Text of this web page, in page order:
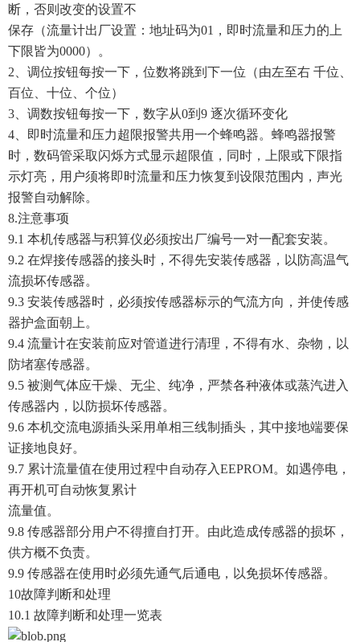
断，否则改变的设置不
保存（流量计出厂设置：地址码为01，即时流量和压力的上
下限皆为0000）。
2、调位按钮每按一下，位数将跳到下一位（由左至右 千位、
百位、十位、个位）
3、调数按钮每按一下，数字从0到9 逐次循环变化
4、即时流量和压力超限报警共用一个蜂鸣器。蜂鸣器报警
时，数码管采取闪烁方式显示超限值，同时，上限或下限指
示灯亮，用户须将即时流量和压力恢复到设限范围内，声光
报警自动解除。
8.注意事项
9.1 本机传感器与积算仪必须按出厂编号一对一配套安装。
9.2 在焊接传感器的接头时，不得先安装传感器，以防高温气
流损坏传感器。
9.3 安装传感器时，必须按传感器标示的气流方向，并使传感
器护盒面朝上。
9.4 流量计在安装前应对管道进行清理，不得有水、杂物，以
防堵塞传感器。
9.5 被测气体应干燥、无尘、纯净，严禁各种液体或蒸汽进入
传感器内，以防损坏传感器。
9.6 本机交流电源插头采用单相三线制插头，其中接地端要保
证接地良好。
9.7 累计流量值在使用过程中自动存入EEPROM。如遇停电，
再开机可自动恢复累计
流量值。
9.8 传感器部分用户不得擅自打开。由此造成传感器的损坏，
供方概不负责。
9.9 传感器在使用时必须先通气后通电，以免损坏传感器。
10故障判断和处理
10.1 故障判断和处理一览表